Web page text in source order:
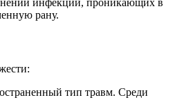
инфекций, проникающих в
рану.
тип травм. Среди